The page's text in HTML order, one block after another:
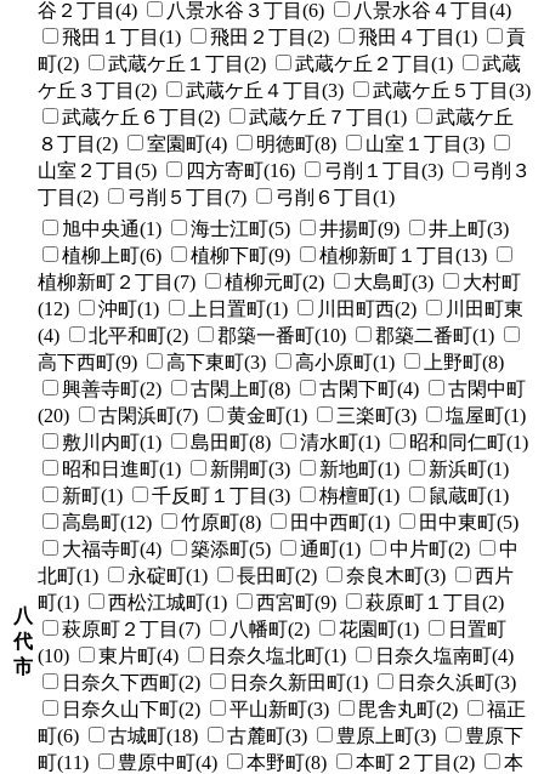
谷２丁目(4)
八景水谷３丁目(6)
八景水谷４丁目(4)
飛田１丁目(1)
飛田２丁目(2) 飛田４丁目(1)
貢
町(2)
武蔵ケ丘１丁目(2) 武蔵ケ丘２丁目(1)
武蔵
ケ丘３丁目(2)
武蔵ケ丘４丁目(3)
武蔵ケ丘５丁目(3)
武蔵ケ丘６丁目(2)
武蔵ケ丘７丁目(1)
武蔵ケ丘
８丁目(2)
室園町(4) 明徳町(8)
山室１丁目(3)
山室２丁目(5)
四方寄町(16) 弓削１丁目(3)
弓削３
丁目(2)
弓削５丁目(7) 弓削６丁目(1)
八
代
市
旭中央通(1) 海士江町(5) 井揚町(9)
井上町(3)
植柳上町(6)
植柳下町(9)
植柳新町１丁目(13)
植柳新町２丁目(7)
植柳元町(2) 大島町(3)
大村町
(12)
沖町(1) 上日置町(1) 川田町西(2)
川田町東
(4)
北平和町(2) 郡築一番町(10)
郡築二番町(1)
高下西町(9)
高下東町(3) 高小原町(1)
上野町(8)
興善寺町(2)
古閑上町(8) 古閑下町(4)
古閑中町
(20)
古閑浜町(7) 黄金町(1) 三楽町(3)
塩屋町(1)
敷川内町(1)
島田町(8) 清水町(1)
昭和同仁町(1)
昭和日進町(1)
新開町(3) 新地町(1)
新浜町(1)
新町(1)
千反町１丁目(3) 栴檀町(1)
鼠蔵町(1)
高島町(12)
竹原町(8) 田中西町(1)
田中東町(5)
大福寺町(4)
築添町(5) 通町(1) 中片町(2)
中
北町(1)
永碇町(1) 長田町(2) 奈良木町(3)
西片
町(1)
西松江城町(1) 西宮町(9)
萩原町１丁目(2)
萩原町２丁目(7)
八幡町(2) 花園町(1)
日置町
(10)
東片町(4) 日奈久塩北町(1)
日奈久塩南町(4)
日奈久下西町(2)
日奈久新田町(1)
日奈久浜町(3)
日奈久山下町(2)
平山新町(3) 毘舎丸町(2)
福正
町(6)
古城町(18) 古麓町(3) 豊原上町(3)
豊原下
町(11)
豊原中町(4) 本野町(8) 本町２丁目(2)
本